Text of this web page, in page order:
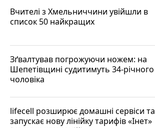
Вчителі з Хмельниччини увійшли в
список 50 найкращих
Зґвалтував погрожуючи ножем: на
Шепетівщині судитимуть 34-річного
чоловіка
lifecell розширює домашні сервіси та
запускає нову лінійку тарифів «Інет»